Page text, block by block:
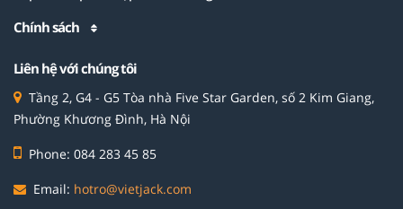
Chính sách
Liên hệ với chúng tôi
Tầng 2, G4 - G5 Tòa nhà Five Star Garden, số 2 Kim Giang,
Phường Khương Đình, Hà Nội
Phone: 084 283 45 85
Email: hotro@vietjack.com